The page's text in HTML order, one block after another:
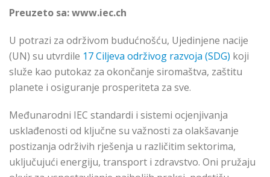
Preuzeto sa: www.iec.ch
U potrazi za održivom budućnošću, Ujedinjene nacije
(UN) su utvrdile 17 Ciljeva održivog razvoja (SDG) koji
služe kao putokaz za okončanje siromaštva, zaštitu
planete i osiguranje prosperiteta za sve.
Međunarodni IEC standardi i sistemi ocjenjivanja
usklađenosti od ključne su važnosti za olakšavanje
postizanja održivih rješenja u različitim sektorima,
uključujući energiju, transport i zdravstvo. Oni pružaju